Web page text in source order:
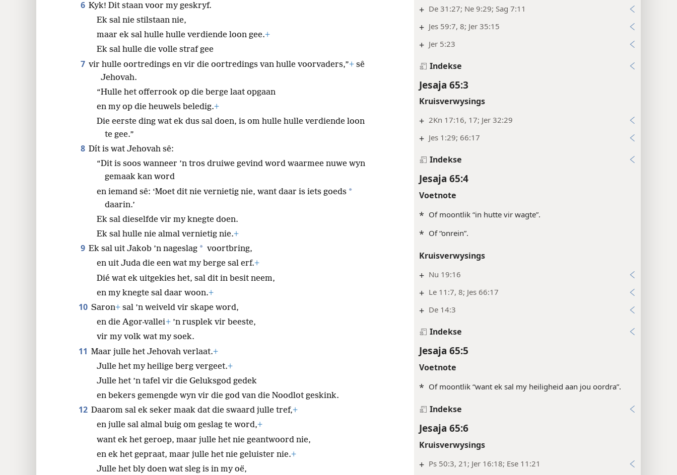
+ De 31:27; Ne 9:29; Sag 7:11
+ Jes 59:7, 8; Jer 35:15
+ Jer 5:23
Indekse
Jesaja 65:3
Kruisverwysings
+ 2Kn 17:16, 17; Jer 32:29
+ Jes 1:29; 66:17
Indekse
Jesaja 65:4
Voetnote
* Of moontlik “in hutte vir wagte”.
* Of “onrein”.
Kruisverwysings
+ Nu 19:16
+ Le 11:7, 8; Jes 66:17
+ De 14:3
Indekse
Jesaja 65:5
Voetnote
* Of moontlik “want ek sal my heiligheid aan jou oordra”.
Indekse
Jesaja 65:6
Kruisverwysings
+ Ps 50:3, 21; Jer 16:18; Ese 11:21
6 Kyk! Dit staan voor my geskryf.
Ek sal nie stilstaan nie,
maar ek sal hulle hulle verdiende loon gee.+
Ek sal hulle die volle straf gee
7 vir hulle oortredings en vir die oortredings van hulle voorvaders,”+ sê
Jehovah.
“Hulle het offerrook op die berge laat opgaan
en my op die heuwels beledig.+
Die eerste ding wat ek dus sal doen, is om hulle hulle verdiende loon
te gee.”
8 Dít is wat Jehovah sê:
“Dit is soos wanneer ’n tros druiwe gevind word waarmee nuwe wyn
gemaak kan word
en iemand sê: ‘Moet dit nie vernietig nie, want daar is iets goeds *
daarin.’
Ek sal dieselfde vir my knegte doen.
Ek sal hulle nie almal vernietig nie.+
9 Ek sal uit Jakob ’n nageslag * voortbring,
en uit Juda die een wat my berge sal erf.+
Dié wat ek uitgekies het, sal dit in besit neem,
en my knegte sal daar woon.+
10 Saron+ sal ’n weiveld vir skape word,
en die Agor-vallei+ ’n rusplek vir beeste,
vir my volk wat my soek.
11 Maar julle het Jehovah verlaat.+
Julle het my heilige berg vergeet.+
Julle het ’n tafel vir die Geluksgod gedek
en bekers gemengde wyn vir die god van die Noodlot geskink.
12 Daarom sal ek seker maak dat die swaard julle tref,+
en julle sal almal buig om geslag te word,+
want ek het geroep, maar julle het nie geantwoord nie,
en ek het gepraat, maar julle het nie geluister nie.+
Julle het bly doen wat sleg is in my oë,